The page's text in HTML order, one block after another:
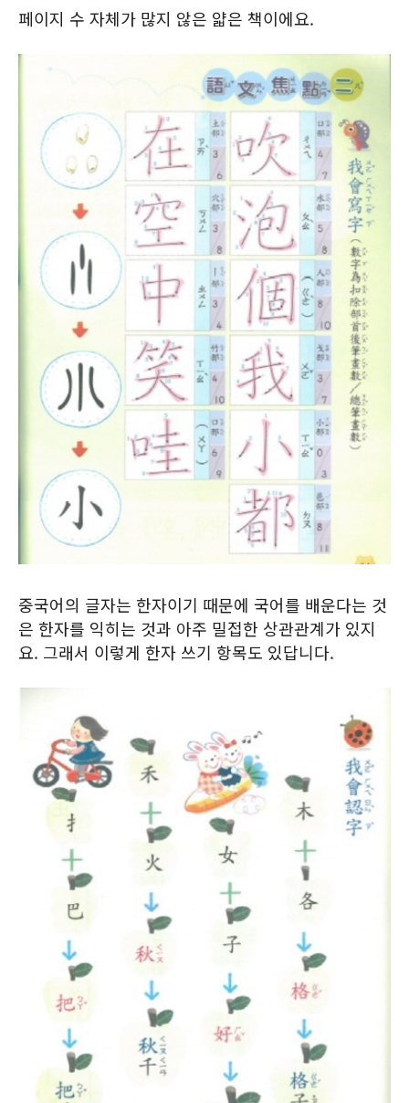
페이지 수 자체가 많지 않은 얇은 책이에요.
중국어의 글자는 한자이기 때문에 국어를 배운다는 것
은 한자를 익히는 것과 아주 밀접한 상관관계가 있지
요. 그래서 이렇게 한자 쓰기 항목도 있답니다.